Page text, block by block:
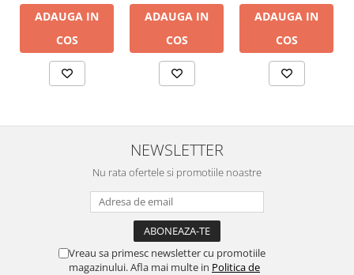
ADAUGA IN
COS
ADAUGA IN
COS
ADAUGA IN
COS
NEWSLETTER
Nu rata ofertele si promotiile noastre
Vreau sa primesc newsletter cu promotiile
magazinului. Afla mai multe in Politica de